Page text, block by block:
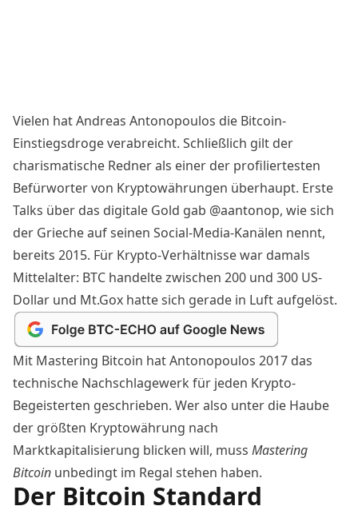
Vielen hat Andreas Antonopoulos die Bitcoin-
Einstiegsdroge verabreicht. Schließlich gilt der
charismatische Redner als einer der profiliertesten
Befürworter von Kryptowährungen überhaupt. Erste
Talks über das digitale Gold gab @aantonop, wie sich
der Grieche auf seinen Social-Media-Kanälen nennt,
bereits 2015. Für Krypto-Verhältnisse war damals
Mittelalter: BTC handelte zwischen 200 und 300 US-
Dollar und Mt.Gox hatte sich gerade in Luft aufgelöst.
Mit Mastering Bitcoin hat Antonopoulos 2017 das
technische Nachschlagewerk für jeden Krypto-
Begeisterten geschrieben. Wer also unter die Haube
der größten Kryptowährung nach
Marktkapitalisierung blicken will, muss Mastering
Bitcoin unbedingt im Regal stehen haben.
Der Bitcoin Standard